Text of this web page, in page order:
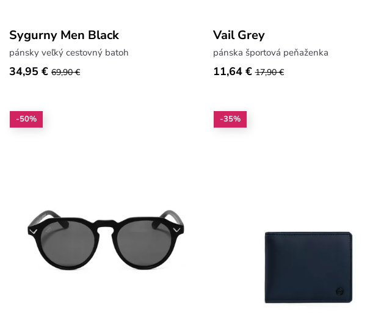
Sygurny Men Black
pánsky veľký cestovný batoh
34,95 € 69,90 €
Vail Grey
pánska športová peňaženka
11,64 € 17,90 €
-50% -35%